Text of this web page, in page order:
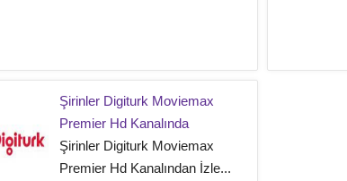
Şirinler Digiturk Moviemax
Premier Hd Kanalında
Şirinler Digiturk Moviemax
Premier Hd Kanalından İzle...